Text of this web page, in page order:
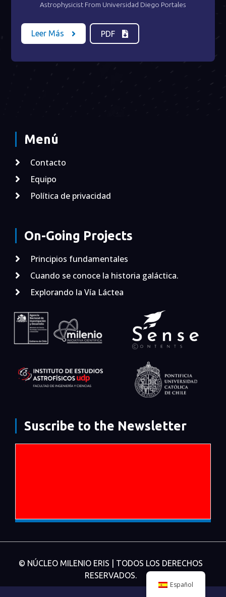
Astrophysicist From Universidad Diego Portales
Leer Más PDF
Menú
Contacto
Equipo
Política de privacidad
On-Going Projects
Principios fundamentales
Cuando se conoce la historia galáctica.
Explorando la Vía Láctea
Suscribe to the Newsletter
© NÚCLEO MILENIO ERIS | TODOS LOS DERECHOS
RESERVADOS.
Español